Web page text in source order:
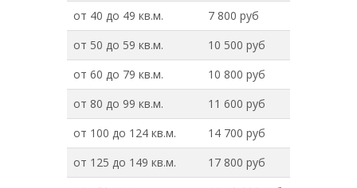
от 40 до 49 кв.м.
7 800 руб
от 50 до 59 кв.м.
10 500 руб
от 60 до 79 кв.м.
10 800 руб
от 80 до 99 кв.м.
11 600 руб
от 100 до 124 кв.м.
14 700 руб
от 125 до 149 кв.м.
17 800 руб